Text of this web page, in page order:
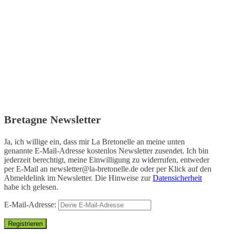
Bretagne Newsletter
Ja, ich willige ein, dass mir La Bretonelle an meine unten
genannte E-Mail-Adresse kostenlos Newsletter zusendet. Ich bin
jederzeit berechtigt, meine Einwilligung zu widerrufen, entweder
per E-Mail an newsletter@la-bretonelle.de oder per Klick auf den
Abmeldelink im Newsletter. Die Hinweise zurDatensicherheit
habe ich gelesen.
E-Mail-Adresse: